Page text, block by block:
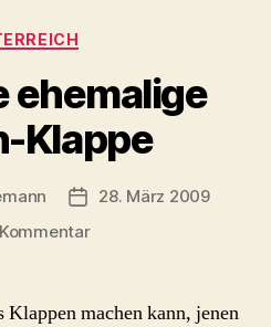
Kategorien
ehemalige
Klappe
Beitragsdatum
28. März 2009
zu
ehemalige
Klappen machen kann, jenen